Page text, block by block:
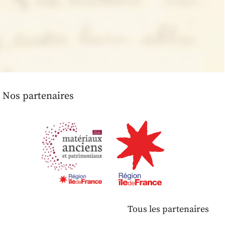
Nos partenaires
Tous les partenaires